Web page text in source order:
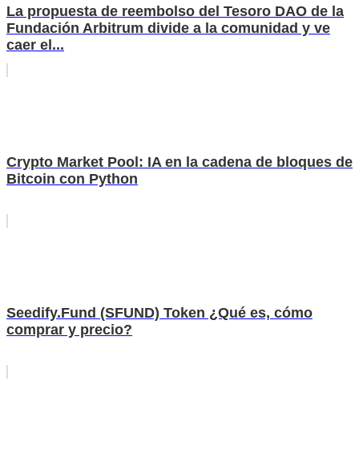
La propuesta de reembolso del Tesoro DAO de la
Fundación Arbitrum divide a la comunidad y ve
caer el...
Crypto Market Pool: IA en la cadena de bloques de
Bitcoin con Python
Seedify.Fund (SFUND) Token ¿Qué es, cómo
comprar y precio?